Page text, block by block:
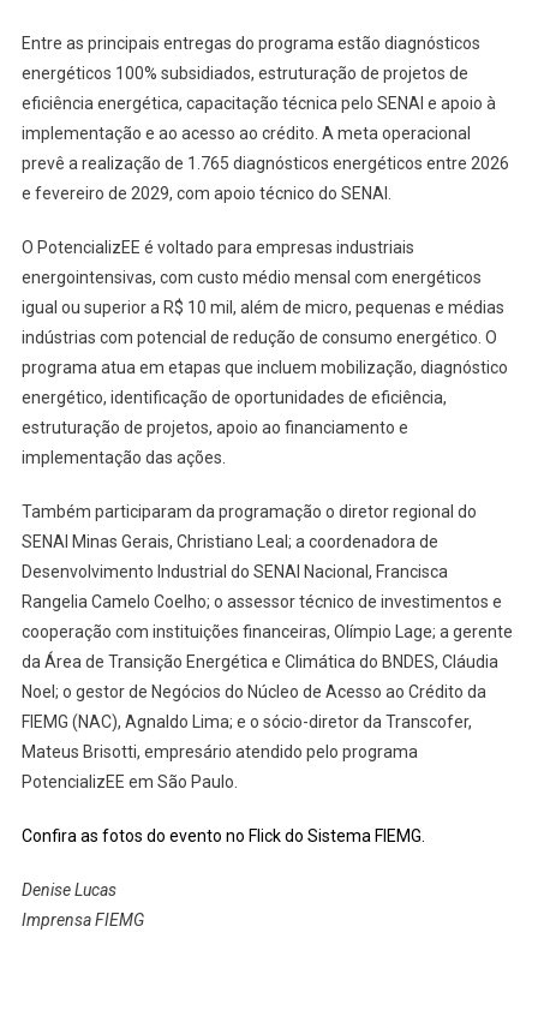
Entre as principais entregas do programa estão diagnósticos
energéticos 100% subsidiados, estruturação de projetos de
eficiência energética, capacitação técnica pelo SENAI e apoio à
implementação e ao acesso ao crédito. A meta operacional
prevê a realização de 1.765 diagnósticos energéticos entre 2026
e fevereiro de 2029, com apoio técnico do SENAI.
O PotencializEE é voltado para empresas industriais
energointensivas, com custo médio mensal com energéticos
igual ou superior a R$ 10 mil, além de micro, pequenas e médias
indústrias com potencial de redução de consumo energético. O
programa atua em etapas que incluem mobilização, diagnóstico
energético, identificação de oportunidades de eficiência,
estruturação de projetos, apoio ao financiamento e
implementação das ações.
Também participaram da programação o diretor regional do
SENAI Minas Gerais, Christiano Leal; a coordenadora de
Desenvolvimento Industrial do SENAI Nacional, Francisca
Rangelia Camelo Coelho; o assessor técnico de investimentos e
cooperação com instituições financeiras, Olímpio Lage; a gerente
da Área de Transição Energética e Climática do BNDES, Cláudia
Noel; o gestor de Negócios do Núcleo de Acesso ao Crédito da
FIEMG (NAC), Agnaldo Lima; e o sócio-diretor da Transcofer,
Mateus Brisotti, empresário atendido pelo programa
PotencializEE em São Paulo.
Confira as fotos do evento no Flick do Sistema FIEMG.
Denise Lucas
Imprensa FIEMG